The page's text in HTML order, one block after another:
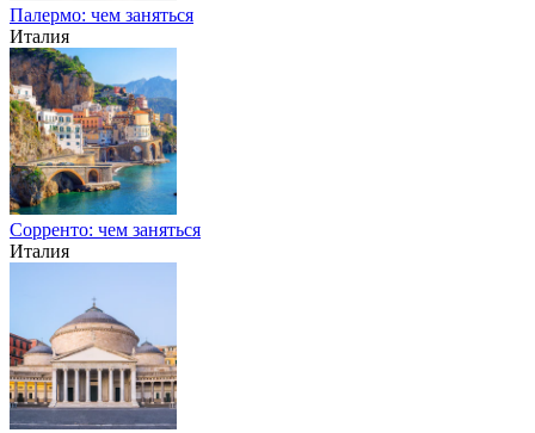
Палермо: чем заняться
Италия
Сорренто: чем заняться
Италия